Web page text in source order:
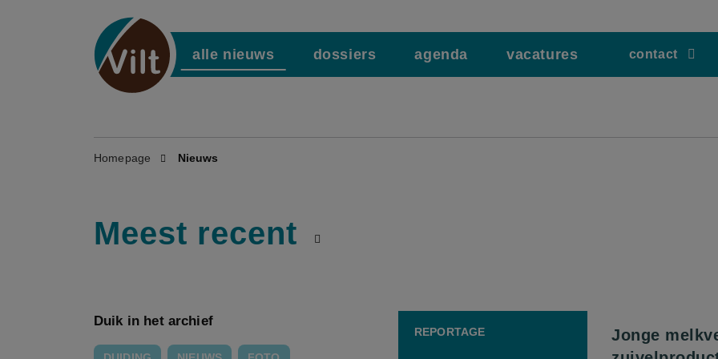
alle nieuws dossiers agenda vacatures contact
Homepage Nieuws
Meest recent
Duik in het archief
Jonge
REPORTAGE